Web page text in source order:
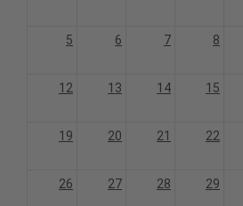
5 6 7 8
12 13 14 15
19 20 21 22
26 27 28 29